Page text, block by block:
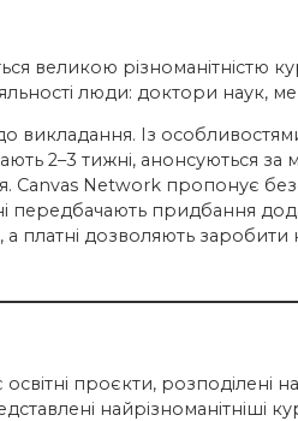
великою різноманітністю
люди: доктори наук,
викладання. Із
2–3 тижні, анонсуються за
Network пропонує
передбачають придбання
а платні дозволяють
проєкти, розподілені на
найрізноманітніші